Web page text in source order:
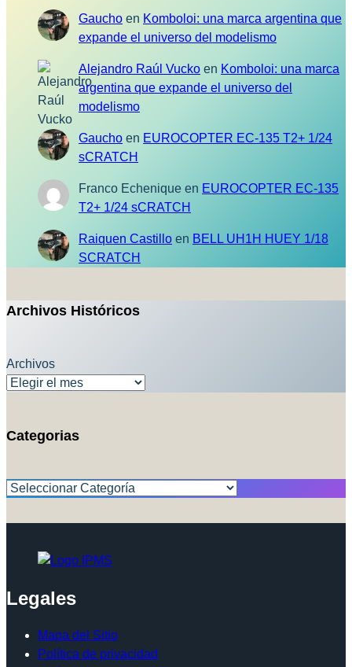
Gaucho en Komboloi: una marca argentina que
expande el universo del modelismo
Alejandro Raúl Vucko en Komboloi: una marca
argentina que expande el universo del
modelismo
Gaucho en EUROCOPTER EC-135 T2+ 1/24
sCRATCH
Franco Echenique en EUROCOPTER EC-135
T2+ 1/24 sCRATCH
Raiquen Castillo en BELL UH1H HUEY 1/18
SCRATCH
Archivos Históricos
Archivos
Categorias
Categorías
Legales
Mapa del Sitio
Política de privacidad